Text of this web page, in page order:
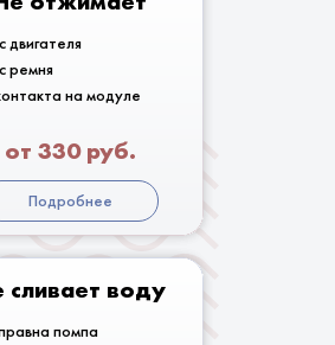
двигателя
ремня
на модуле
от 330 руб.
Подробнее
помпа
сливает воду